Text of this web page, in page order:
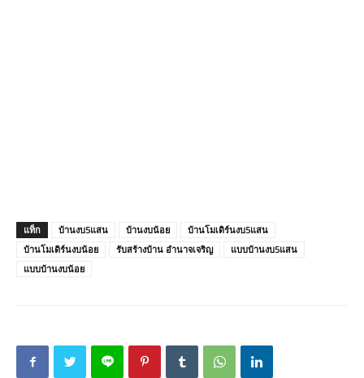
แท็ก บ้านงบ5แสน บ้านงบน้อย
บ้านโมเดิร์นงบ5แสน
บ้านโมเดิร์นงบน้อย
รับสร้างบ้าน อํานาจเจริญ
แบบบ้านงบ5แสน
แบบบ้านงบน้อย